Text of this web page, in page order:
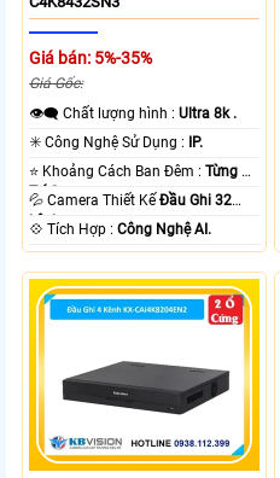
Giá bán: 5%-35%
Giá Gốc:
👁️‍🗨 Chất lượng hình :Ultra 8k .
✳️ Công Nghệ Sử Dụng :
IP.
⭐ Khoảng Cách Ban Đêm :Từng Vị
Trí Camera .
💦 Camera Thiết KếĐầu Ghi 32
kênh.
️💠 Tích Hợp :Công Nghệ AI.